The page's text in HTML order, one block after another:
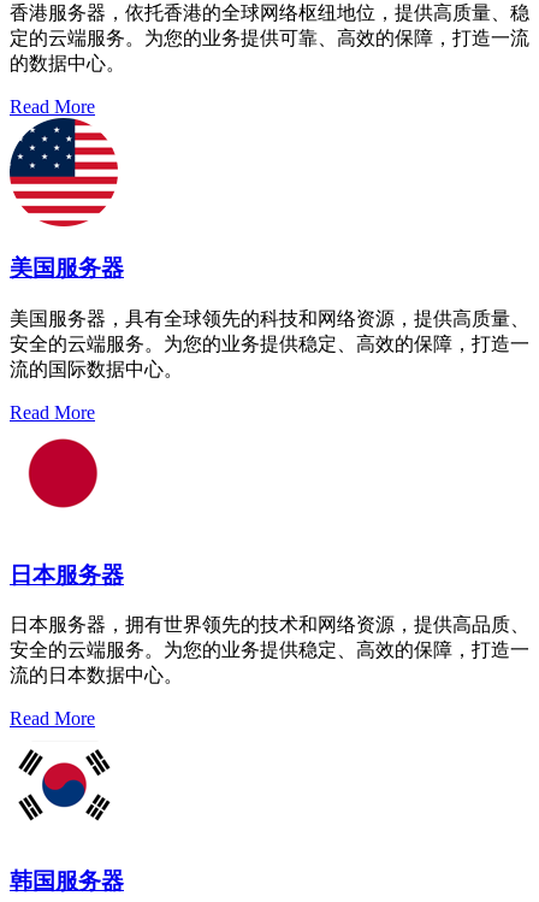
香港服务器，依托香港的全球网络枢纽地位，提供高质量、稳
定的云端服务。为您的业务提供可靠、高效的保障，打造一流
的数据中心。
Read More
美国服务器
美国服务器，具有全球领先的科技和网络资源，提供高质量、
安全的云端服务。为您的业务提供稳定、高效的保障，打造一
流的国际数据中心。
Read More
日本服务器
日本服务器，拥有世界领先的技术和网络资源，提供高品质、
安全的云端服务。为您的业务提供稳定、高效的保障，打造一
流的日本数据中心。
Read More
韩国服务器